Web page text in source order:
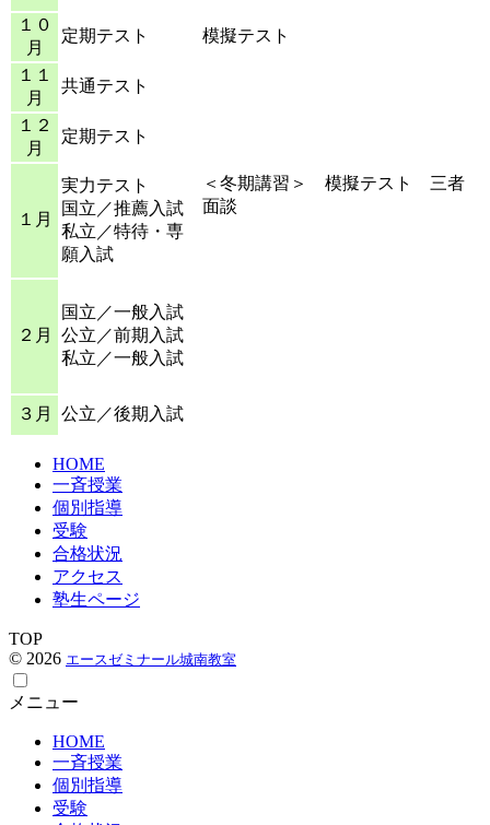
１０
月
定期テスト 模擬テスト
１１
月
共通テスト
１２
月
定期テスト
＜冬期講習＞ 模擬テスト 三者
面談
１月
実力テスト
国立／推薦入試
私立／特待・専
願入試
２月
国立／一般入試
公立／前期入試
私立／一般入試
３月 公立／後期入試
HOME
一斉授業
個別指導
受験
合格状況
アクセス
塾生ページ
TOP
© 2026 エースゼミナール城南教室
メニュー
HOME
一斉授業
個別指導
受験